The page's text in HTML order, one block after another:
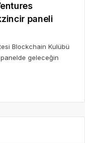
paneli
Blockchain Kulübü
geleceğin